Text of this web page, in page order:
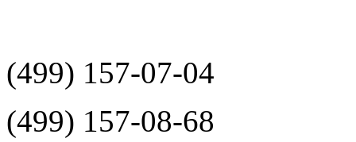
(499) 157-07-04
(499) 157-08-68